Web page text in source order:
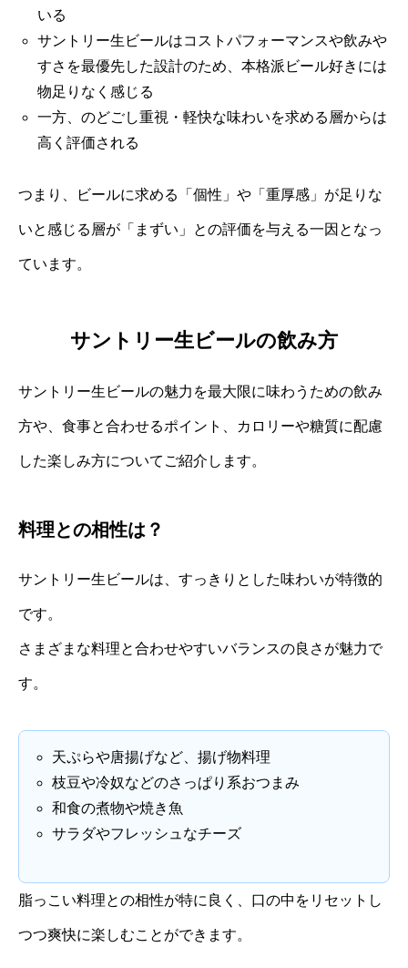
いる
サントリー生ビールはコストパフォーマンスや飲みや
すさを最優先した設計のため、本格派ビール好きには
物足りなく感じる
一方、のどごし重視・軽快な味わいを求める層からは
高く評価される
つまり、ビールに求める「個性」や「重厚感」が足りな
いと感じる層が「まずい」との評価を与える一因となっ
ています。
サントリー生ビールの飲み方
サントリー生ビールの魅力を最大限に味わうための飲み
方や、食事と合わせるポイント、カロリーや糖質に配慮
した楽しみ方についてご紹介します。
料理との相性は？
サントリー生ビールは、すっきりとした味わいが特徴的
です。
さまざまな料理と合わせやすいバランスの良さが魅力で
す。
天ぷらや唐揚げなど、揚げ物料理
枝豆や冷奴などのさっぱり系おつまみ
和食の煮物や焼き魚
サラダやフレッシュなチーズ
脂っこい料理との相性が特に良く、口の中をリセットし
つつ爽快に楽しむことができます。